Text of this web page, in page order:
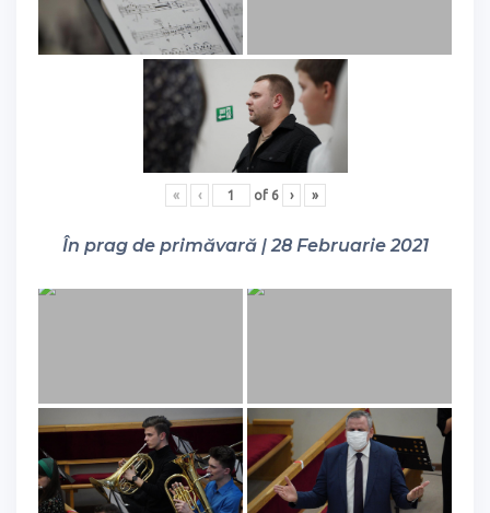
« ‹ of 6 › »
În prag de primăvară | 28 Februarie 2021